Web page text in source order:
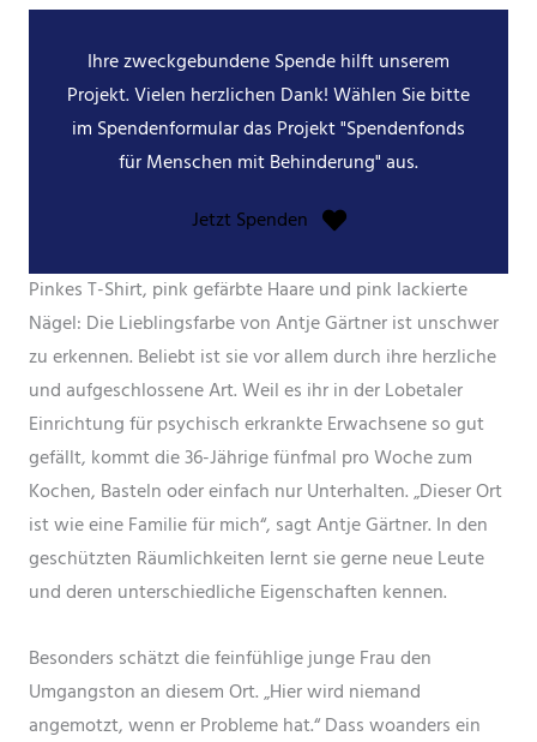
Ihre zweckgebundene Spende hilft unserem
Projekt. Vielen herzlichen Dank! Wählen Sie bitte
im Spendenformular das Projekt "Spendenfonds
für Menschen mit Behinderung" aus.
Jetzt Spenden
Pinkes T-Shirt, pink gefärbte Haare und pink lackierte
Nägel: Die Lieblingsfarbe von Antje Gärtner ist unschwer
zu erkennen. Beliebt ist sie vor allem durch ihre herzliche
und aufgeschlossene Art. Weil es ihr in der Lobetaler
Einrichtung für psychisch erkrankte Erwachsene so gut
gefällt, kommt die 36-Jährige fünfmal pro Woche zum
Kochen, Basteln oder einfach nur Unterhalten. „Dieser Ort
ist wie eine Familie für mich“, sagt Antje Gärtner. In den
geschützten Räumlichkeiten lernt sie gerne neue Leute
und deren unterschiedliche Eigenschaften kennen.
Besonders schätzt die feinfühlige junge Frau den
Umgangston an diesem Ort. „Hier wird niemand
angemotzt, wenn er Probleme hat.“ Dass woanders ein